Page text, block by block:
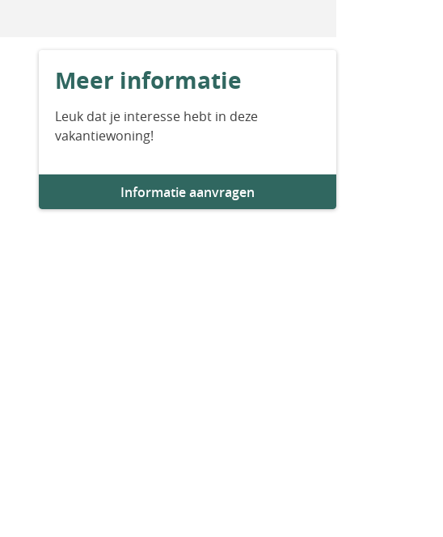
Meer informatie
Leuk dat je interesse hebt in deze
vakantiewoning!
Informatie aanvragen